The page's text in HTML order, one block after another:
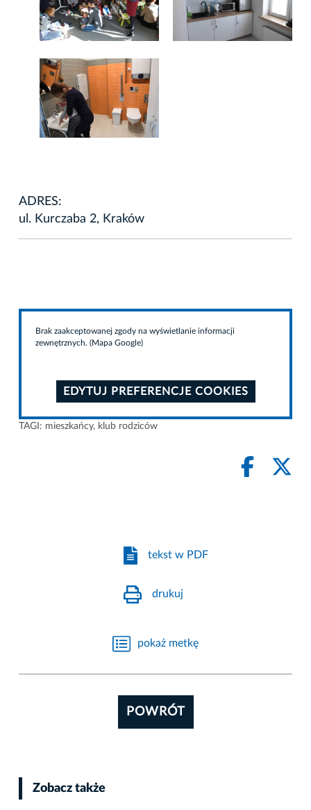
ADRES:
ul. Kurczaba 2, Kraków
Brak zaakceptowanej zgody na wyświetlanie informacji
zewnętrznych. (Mapa Google)
EDYTUJ PREFERENCJE COOKIES
TAGI: mieszkańcy, klub rodziców
tekst w PDF
drukuj
pokaż metkę
POWRÓT
Zobacz także